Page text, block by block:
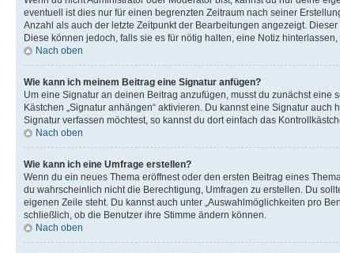
eventuell ist dies nur für einen begrenzten Zeitraum nach seiner
Anzahl als auch der letzte Zeitpunkt der Bearbeitungen angezeigt.
Diese können jedoch, falls sie es für nötig halten, eine Notiz
Nach oben
Wie kann ich meinem Beitrag eine Signatur anfügen?
Um eine Signatur an deinen Beitrag anzufügen, musst du zunächst
Kästchen „Signatur anhängen“ aktivieren. Du kannst eine Signatur
Signatur verfassen möchtest, so kannst du dort einfach das
Nach oben
Wie kann ich eine Umfrage erstellen?
Wenn du ein neues Thema eröffnest oder den ersten Beitrag eines
du wahrscheinlich nicht die Berechtigung, Umfragen zu erstellen. Du
eigenen Zeile steht. Du kannst auch unter „Auswahlmöglichkeiten pro
schließlich, ob die Benutzer ihre Stimme ändern können.
Nach oben